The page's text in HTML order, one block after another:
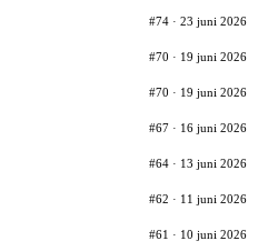
#74 · 23 juni 2026
#70 · 19 juni 2026
#70 · 19 juni 2026
#67 · 16 juni 2026
#64 · 13 juni 2026
#62 · 11 juni 2026
#61 · 10 juni 2026